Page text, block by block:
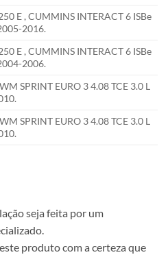
E , CUMMINS INTERACT 6 ISBe
2016.
E , CUMMINS INTERACT 6 ISBe
2006.
SPRINT EURO 3 4.08 TCE 3.0 L
SPRINT EURO 3 4.08 TCE 3.0 L
seja feita por um
produto com a certeza que